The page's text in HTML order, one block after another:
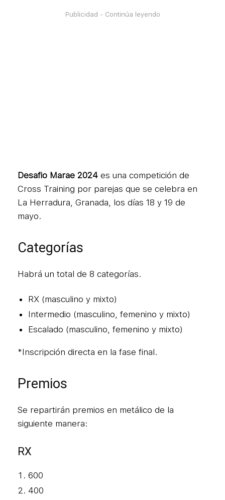
Publicidad - Continúa leyendo
Desafio Marae 2024 es una competición de
Cross Training por parejas que se celebra en
La Herradura, Granada, los días 18 y 19 de
mayo.
Categorías
Habrá un total de 8 categorías.
RX (masculino y mixto)
Intermedio (masculino, femenino y mixto)
Escalado (masculino, femenino y mixto)
*Inscripción directa en la fase final.
Premios
Se repartirán premios en metálico de la
siguiente manera:
RX
600
400